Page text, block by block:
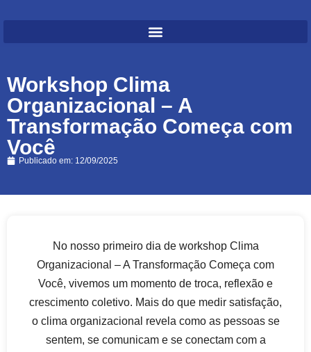
Workshop Clima
Organizacional – A
Transformação Começa com
Você
Publicado em: 12/09/2025
No nosso primeiro dia de workshop Clima
Organizacional – A Transformação Começa com
Você, vivemos um momento de troca, reflexão e
crescimento coletivo. Mais do que medir satisfação,
o clima organizacional revela como as pessoas se
sentem, se comunicam e se conectam com a